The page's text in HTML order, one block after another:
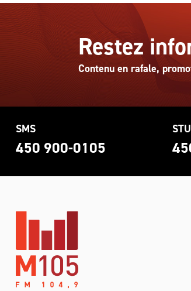
Restez
Contenu en rafale,
SMS
450 900-0105